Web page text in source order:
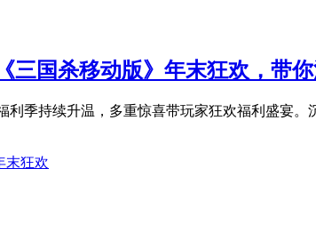
三国杀移动版》年末狂欢，带
利季持续升温，多重惊喜带玩家狂欢福利盛宴
末狂欢